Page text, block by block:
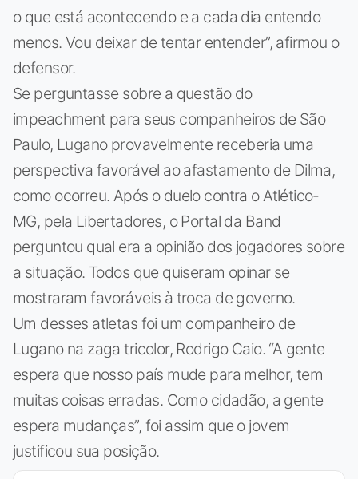
o que está acontecendo e a cada dia entendo
menos. Vou deixar de tentar entender”, afirmou o
defensor.
Se perguntasse sobre a questão do
impeachment para seus companheiros de São
Paulo, Lugano provavelmente receberia uma
perspectiva favorável ao afastamento de Dilma,
como ocorreu. Após o duelo contra o Atlético-
MG, pela Libertadores, o Portal da Band
perguntou qual era a opinião dos jogadores sobre
a situação. Todos que quiseram opinar se
mostraram favoráveis à troca de governo.
Um desses atletas foi um companheiro de
Lugano na zaga tricolor, Rodrigo Caio. “A gente
espera que nosso país mude para melhor, tem
muitas coisas erradas. Como cidadão, a gente
espera mudanças”, foi assim que o jovem
justificou sua posição.